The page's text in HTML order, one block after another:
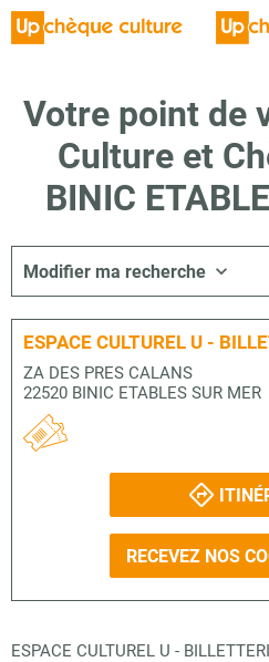
Votre point de
Culture et
BINIC
Modifier ma recherche
ESPACE CULTUREL U -
ZA DES PRES CALANS
22520 BINIC ETABLES SUR MER
RECEVEZ NOS
ESPACE CULTUREL U -